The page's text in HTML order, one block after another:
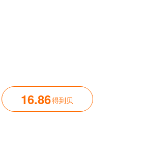
16.86得到贝